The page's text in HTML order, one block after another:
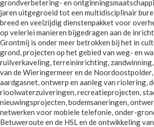
grondverbetering- en
jaren uitgegroeid tot een multidisciplinair
breed en veelzijdig dienstenpakket voor
op velerlei manieren bijgedragen aan de
Grontmij is onder meer betrokken bij het in
grond, projecten op het gebied van weg- en
ruilverkaveling, terreininrichting,
van de Wieringermeer en de
aardgasnet, ontwerp en aanleg van riolering,
rioolwaterzuiveringen, recreatieprojecten,
nieuwingsprojecten, bodemsaneringen,
netwerken voor mobiele telefonie, onder-
Betuweroute en de HSL en de ontwikkeling